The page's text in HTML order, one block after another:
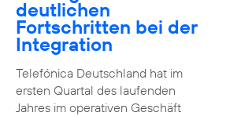
deutlichen
Fortschritten bei der
Integration
Telefónica Deutschland hat im
ersten Quartal des laufenden
Jahres im operativen Geschäft